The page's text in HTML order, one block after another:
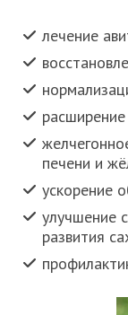
лечение
печени и
ускорение
улучшение
развития